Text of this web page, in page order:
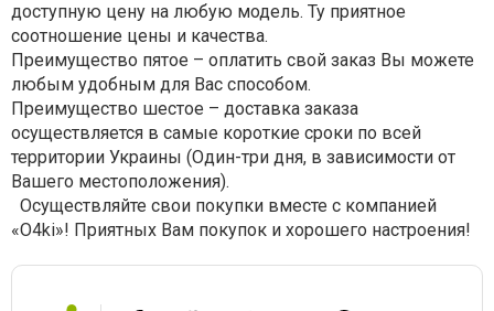
доступную цену на любую модель. Ту приятное
соотношение цены и качества.
Преимущество пятое – оплатить свой заказ Вы можете
любым удобным для Вас способом.
Преимущество шестое – доставка заказа
осуществляется в самые короткие сроки по всей
территории Украины (Один-три дня, в зависимости от
Вашего местоположения).
Осуществляйте свои покупки вместе с компанией
«О4ki»! Приятных Вам покупок и хорошего настроения!